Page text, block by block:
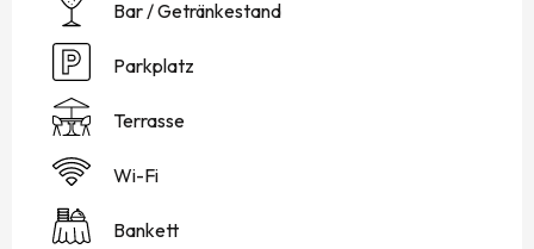
Bar / Getränkestand
Parkplatz
Terrasse
Wi-Fi
Bankett